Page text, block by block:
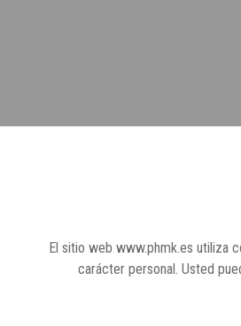
El sitio web www.phmk.es utiliza
carácter personal. Usted